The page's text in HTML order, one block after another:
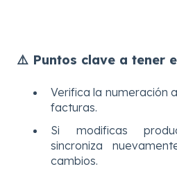
⚠️ Puntos clave a tener
Verifica la numeración
facturas.
Si modificas
sincroniza
cambios.